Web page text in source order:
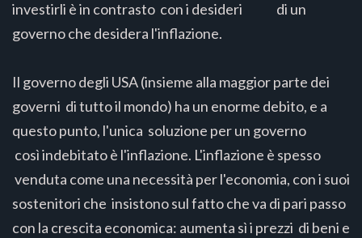
investirli è in contrasto con i desideri di un
governo che desidera l'inflazione.
Il governo degli USA (insieme alla maggior parte dei
governi di tutto il mondo) ha un enorme debito, e a
questo punto, l'unica soluzione per un governo
così indebitato è l'inflazione. L'inflazione è spesso
venduta come una necessità per l'economia, con i suoi
sostenitori che insistono sul fatto che va di pari passo
con la crescita economica: aumenta sì i prezzi di beni e